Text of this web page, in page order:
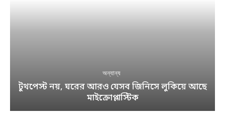
অন্যান্য
টুথপেস্ট নয়, ঘরের আরও যেসব জিনিসে লুকিয়ে আছে
মাইক্রোপ্লাস্টিক